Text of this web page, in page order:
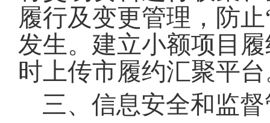
履行及变更管理，防
发生。 建立小额项目
时上传市履约汇聚平台
三、信息安全和监